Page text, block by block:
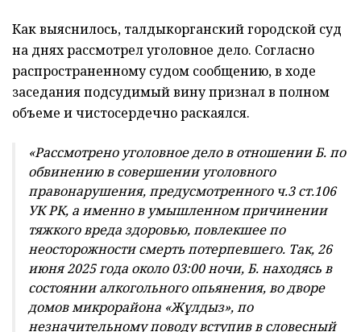
Как выяснилось, талдыкорганский городской суд
на днях рассмотрел уголовное дело. Согласно
распространенному судом сообщению, в ходе
заседания подсудимый вину признал в полном
объеме и чистосердечно раскаялся.
«Рассмотрено уголовное дело в отношении Б. по
обвинению в совершении уголовного
правонарушения, предусмотренного ч.3 ст.106
УК РК, а именно в умышленном причинении
тяжкого вреда здоровью, повлекшее по
неосторожности смерть потерпевшего. Так, 26
июня 2025 года около 03:00 ночи, Б. находясь в
состоянии алкогольного опьянения, во дворе
домов микрорайона «Жұлдыз», по
незначительному поводу вступив в словесный